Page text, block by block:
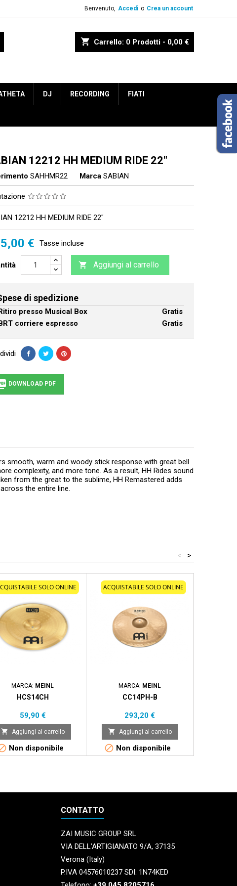
Benvenuto, Accedi o Crea un account
shopping_cart Carrello: 0 Prodotti - 0,00 €
DJ RECORDING FIATI
12212 HH MEDIUM RIDE 22"
SAHHMR22 Marca SABIAN
12212 HH MEDIUM RIDE 22"
€ Tasse incluse
 Aggiungi al carrello
di spedizione
presso Musical Box
Gratis
corriere espresso
Gratis
DOWNLOAD PDF
smooth, warm and woody stick response with great bell
complexity, and more tone. As a result, HH Rides sound
from the great to the sublime, HH Remastered adds
the entire line.
>
<
SOLO ONLINE
MARCA: MEINL
HCS14CH
Prezzo
59,90 €
 Aggiungi al carrello
Non disponibile
ACQUISTABILE SOLO ONLINE
MARCA: MEINL
CC14PH-B
Prezzo
293,20 €
 Aggiungi al carrello
 Non disponibile
CONTATTO
ZAI MUSIC GROUP SRL
VIA DELL’ARTIGIANATO 9/A, 37135
Verona (Italy)
P.IVA 04576010237 SDI: 1N74KED